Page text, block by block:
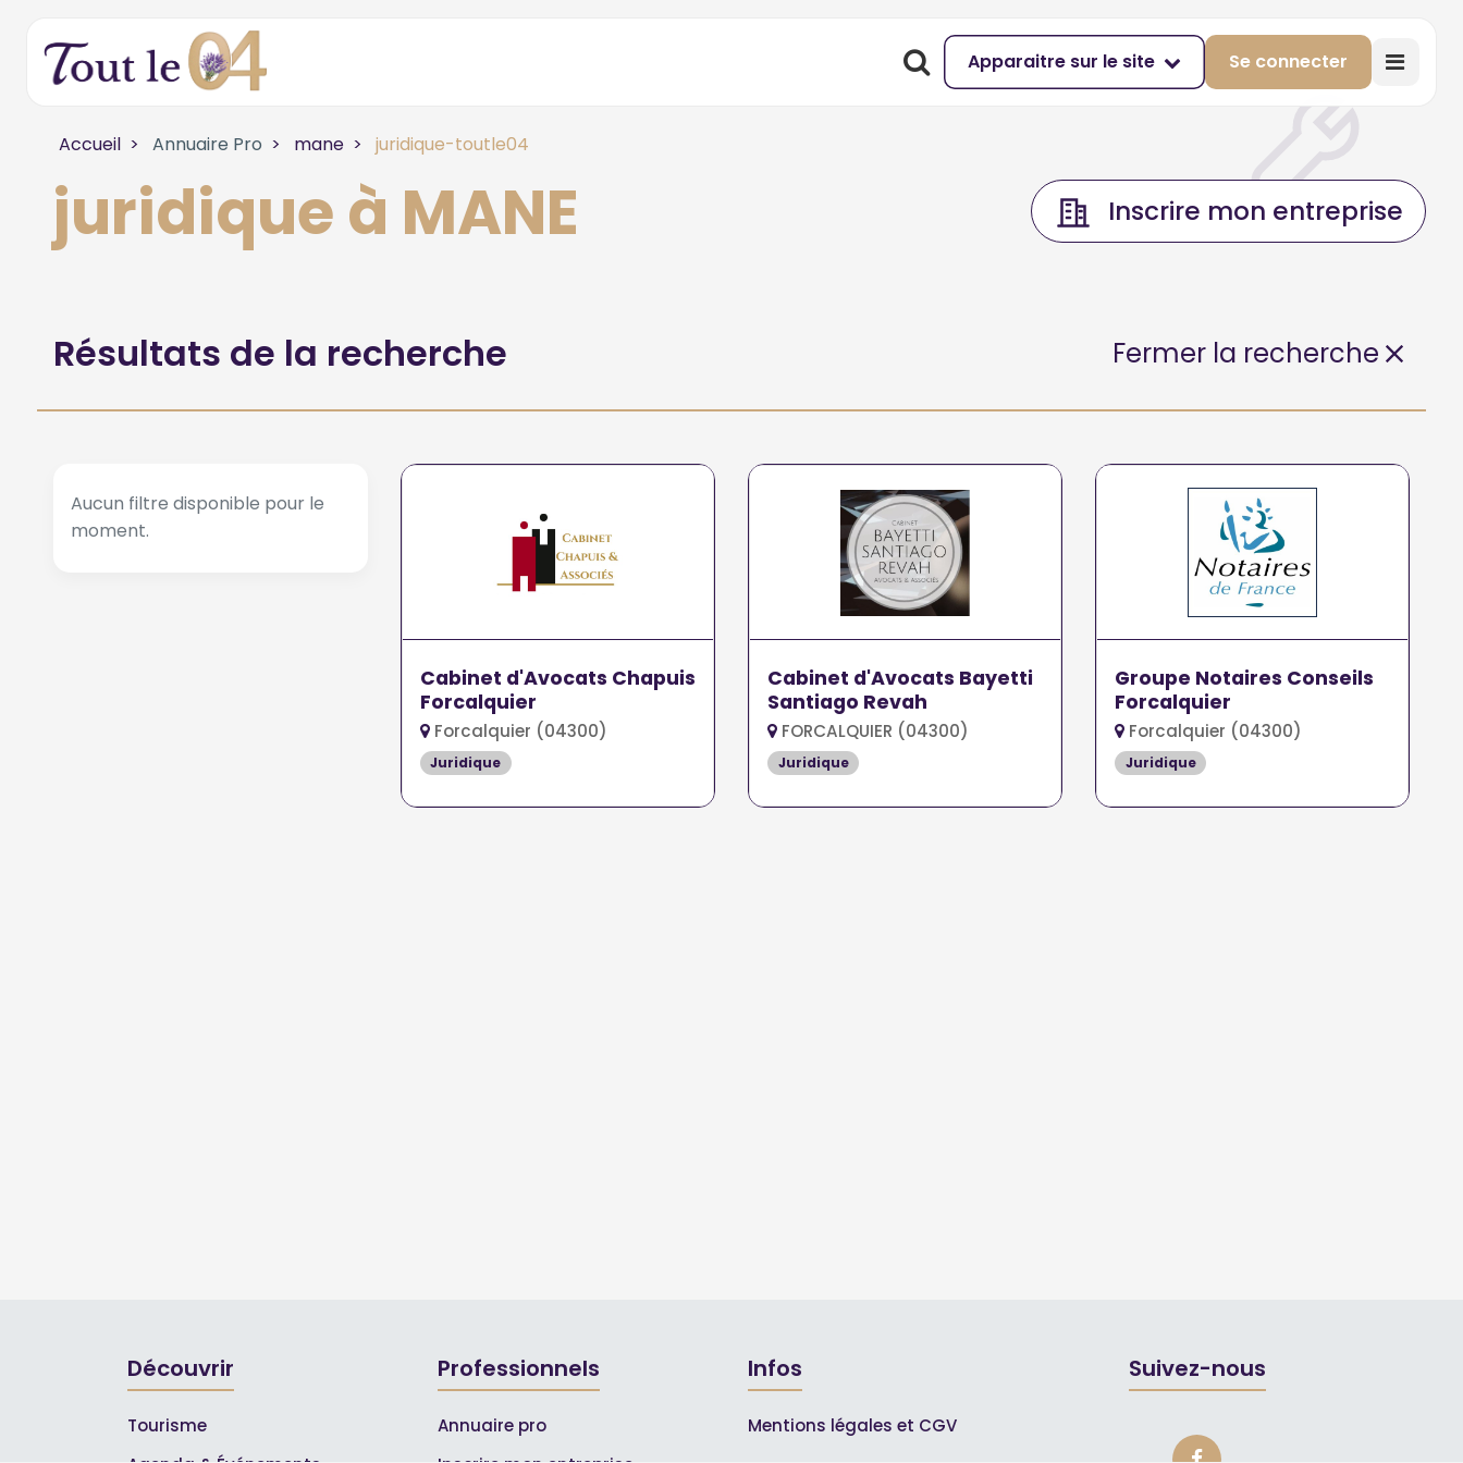
Apparaitre sur le site Se connecter
Accueil Annuaire Pro mane juridique-toutle04
juridique à MANE Inscrire mon entreprise
Résultats de la recherche Fermer la recherche
Aucun filtre disponible pour le
moment.
Cabinet d'Avocats Chapuis
Forcalquier
Forcalquier (04300)
Juridique
Cabinet d'Avocats Bayetti
Santiago Revah
FORCALQUIER (04300)
Juridique
Groupe Notaires Conseils
Forcalquier
Forcalquier (04300)
Juridique
Découvrir
Tourisme
Professionnels
Annuaire pro
Infos
Mentions légales et CGV
Suivez-nous